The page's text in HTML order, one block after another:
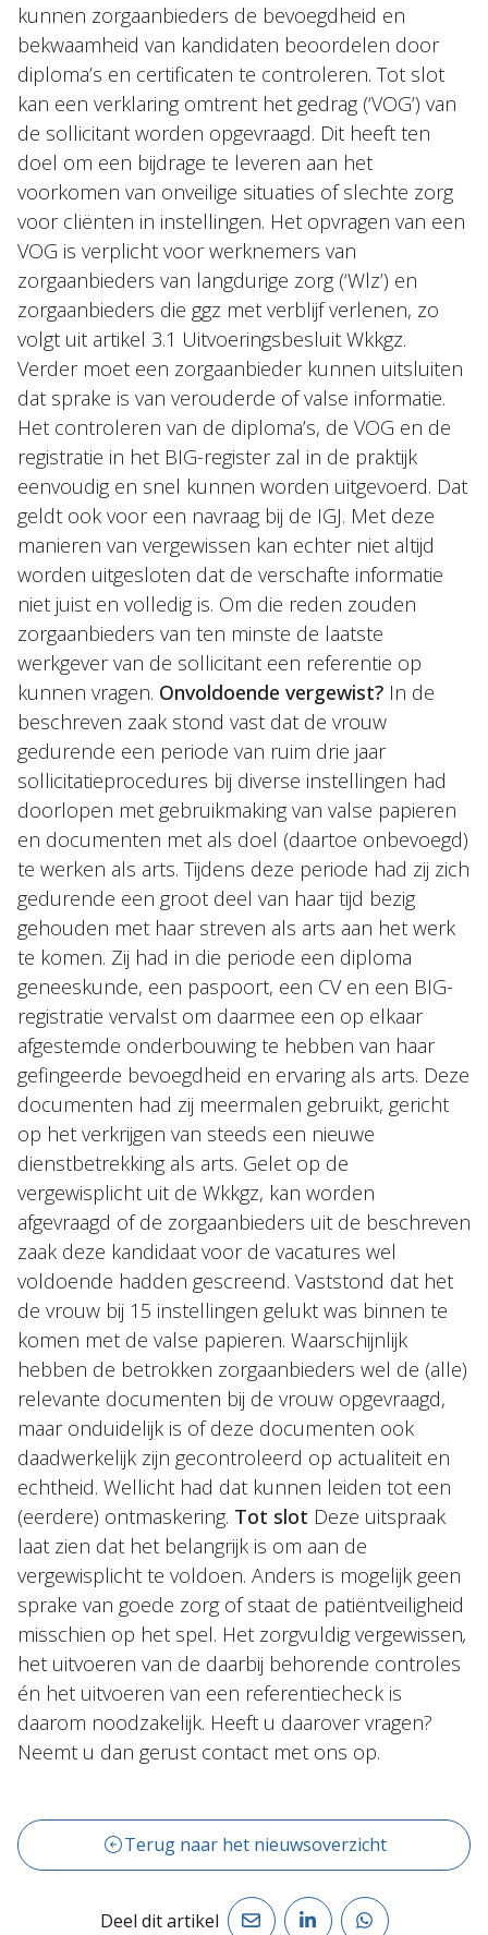
kunnen zorgaanbieders de bevoegdheid en
bekwaamheid van kandidaten beoordelen door
diploma’s en certificaten te controleren. Tot slot
kan een verklaring omtrent het gedrag (‘VOG’) van
de sollicitant worden opgevraagd. Dit heeft ten
doel om een bijdrage te leveren aan het
voorkomen van onveilige situaties of slechte zorg
voor cliënten in instellingen. Het opvragen van een
VOG is verplicht voor werknemers van
zorgaanbieders van langdurige zorg (‘Wlz’) en
zorgaanbieders die ggz met verblijf verlenen, zo
volgt uit artikel 3.1 Uitvoeringsbesluit Wkkgz.
Verder moet een zorgaanbieder kunnen uitsluiten
dat sprake is van verouderde of valse informatie.
Het controleren van de diploma’s, de VOG en de
registratie in het BIG-register zal in de praktijk
eenvoudig en snel kunnen worden uitgevoerd. Dat
geldt ook voor een navraag bij de IGJ. Met deze
manieren van vergewissen kan echter niet altijd
worden uitgesloten dat de verschafte informatie
niet juist en volledig is. Om die reden zouden
zorgaanbieders van ten minste de laatste
werkgever van de sollicitant een referentie op
kunnen vragen. Onvoldoende vergewist? In de
beschreven zaak stond vast dat de vrouw
gedurende een periode van ruim drie jaar
sollicitatieprocedures bij diverse instellingen had
doorlopen met gebruikmaking van valse papieren
en documenten met als doel (daartoe onbevoegd)
te werken als arts. Tijdens deze periode had zij zich
gedurende een groot deel van haar tijd bezig
gehouden met haar streven als arts aan het werk
te komen. Zij had in die periode een diploma
geneeskunde, een paspoort, een CV en een BIG-
registratie vervalst om daarmee een op elkaar
afgestemde onderbouwing te hebben van haar
gefingeerde bevoegdheid en ervaring als arts. Deze
documenten had zij meermalen gebruikt, gericht
op het verkrijgen van steeds een nieuwe
dienstbetrekking als arts. Gelet op de
vergewisplicht uit de Wkkgz, kan worden
afgevraagd of de zorgaanbieders uit de beschreven
zaak deze kandidaat voor de vacatures wel
voldoende hadden gescreend. Vaststond dat het
de vrouw bij 15 instellingen gelukt was binnen te
komen met de valse papieren. Waarschijnlijk
hebben de betrokken zorgaanbieders wel de (alle)
relevante documenten bij de vrouw opgevraagd,
maar onduidelijk is of deze documenten ook
daadwerkelijk zijn gecontroleerd op actualiteit en
echtheid. Wellicht had dat kunnen leiden tot een
(eerdere) ontmaskering. Tot slot Deze uitspraak
laat zien dat het belangrijk is om aan de
vergewisplicht te voldoen. Anders is mogelijk geen
sprake van goede zorg of staat de patiëntveiligheid
misschien op het spel. Het zorgvuldig vergewissen,
het uitvoeren van de daarbij behorende controles
én het uitvoeren van een referentiecheck is
daarom noodzakelijk. Heeft u daarover vragen?
Neemt u dan gerust contact met ons op.
Terug naar het nieuwsoverzicht
Deel dit artikel